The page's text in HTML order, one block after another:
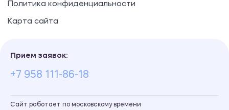
Политика конфиденциальности
Карта сайта
Прием заявок:
+7 958 111-86-18
Сайт работает по московскому времени